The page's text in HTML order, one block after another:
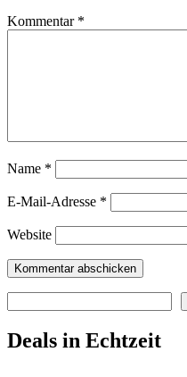
Kommentar *
Name *
E-Mail-Adresse *
Website
Deals in Echtzeit